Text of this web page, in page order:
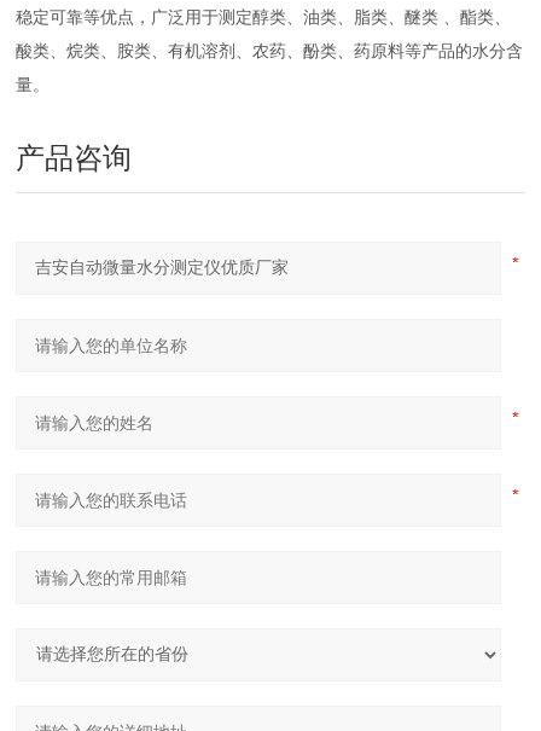
稳定可靠等优点，广泛用于测定醇类、油类、脂类、醚类 、酯类、
酸类、烷类、胺类、有机溶剂、农药、酚类、药原料等产品的水分含
量。
产品咨询